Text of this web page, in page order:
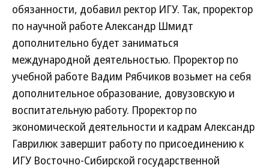
обязанности, добавил ректор ИГУ. Так, проректор
по научной работе Александр Шмидт
дополнительно будет заниматься
международной деятельностью. Проректор по
учебной работе Вадим Рябчиков возьмет на себя
дополнительное образование, довузовскую и
воспитательную работу. Проректор по
экономической деятельности и кадрам Александр
Гаврилюк завершит работу по присоединению к
ИГУ Восточно-Сибирской государственной